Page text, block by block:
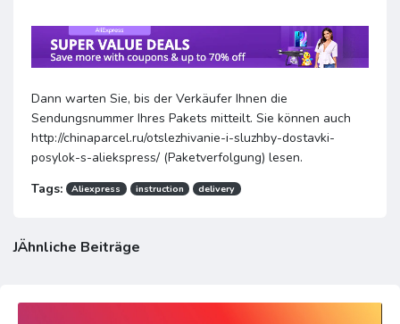
Dann warten Sie, bis der Verkäufer Ihnen die
Sendungsnummer Ihres Pakets mitteilt. Sie können auch
http://chinaparcel.ru/otslezhivanie-i-sluzhby-dostavki-
posylok-s-aliekspress/ (Paketverfolgung) lesen.
Tags:
Aliexpress instruction delivery
JÄhnliche Beiträge